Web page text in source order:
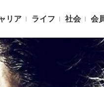
リア ライフ 社会 会